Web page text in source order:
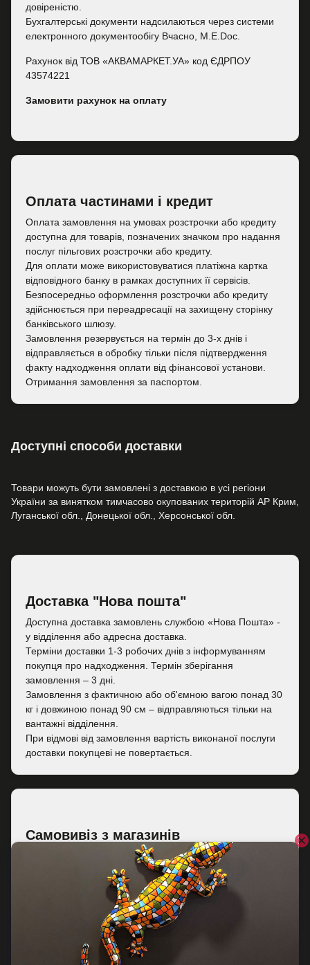
довіреністю.
Бухгалтерські документи надсилаються через системи
електронного документообігу Вчасно, M.E.Doc.
Рахунок від ТОВ «АКВАМАРКЕТ.УА» код ЄДРПОУ
43574221
Замовити рахунок на оплату
Оплата частинами і кредит
Оплата замовлення на умовах розстрочки або кредиту
доступна для товарів, позначених значком про надання
послуг пільгових розстрочки або кредиту.
Для оплати може використовуватися платіжна картка
відповідного банку в рамках доступних її сервісів.
Безпосередньо оформлення розстрочки або кредиту
здійснюється при переадресації на захищену сторінку
банківського шлюзу.
Замовлення резервується на термін до 3-х днів і
відправляється в обробку тільки після підтвердження
факту надходження оплати від фінансової установи.
Отримання замовлення за паспортом.
Доступні способи доставки
Товари можуть бути замовлені з доставкою в усі регіони
України за винятком тимчасово окупованих територій АР Крим,
Луганської обл., Донецької обл., Херсонської обл.
Доставка "Нова пошта"
Доступна доставка замовлень службою «Нова Пошта» -
у відділення або адресна доставка.
Терміни доставки 1-3 робочих днів з інформуванням
покупця про надходження. Термін зберігання
замовлення – 3 дні.
Замовлення з фактичною або об'ємною вагою понад 30
кг і довжиною понад 90 см – відправляються тільки на
вантажні відділення.
При відмові від замовлення вартість виконаної послуги
доставки покупцеві не повертається.
Самовивіз з магазинів
Доступне отримання замовлень із роздрібних магазинів
мережі "Аквамаркет":Київ, Львів, Одеса.
Доставка замовлення в магазин – безкоштовна. За
відсутності необхідного товару в обраному магазині
може знадобитися 1-3 дні на доставку товару, про що
покупця повідомляють додатково. Отримання
передплачених замовлень – за паспортом.